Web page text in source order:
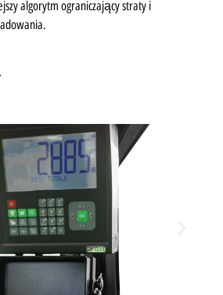
algorytm ograniczający straty i